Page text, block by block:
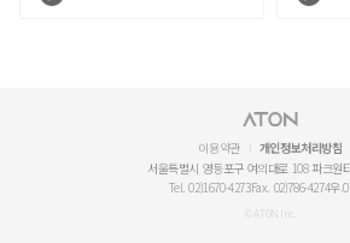
이용약관
개인정보처리방침
서울특별시 영등포구 여의대로 108 파크원
Tel. 02)1670-4273Fax. 02)786-4274우
© ATON Inc.